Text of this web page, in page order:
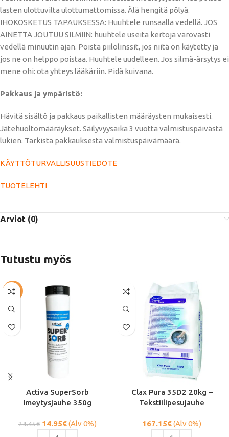
lasten ulottuvilta ulottumattomissa. Älä hengitä pölyä.
IHOKOSKETUS TAPAUKSESSA: Huuhtele runsaalla vedellä. JOS
AINETTA JOUTUU SILMIIN: huuhtele useita kertoja varovasti
vedellä minuutin ajan. Poista piilolinssit, jos niitä on käytetty ja
jos ne on helppo poistaa. Huuhtele uudelleen. Jos silmä-ärsytys ei
mene ohi: ota yhteys lääkäriin. Pidä kuivana.
Pakkaus ja ympäristö:
Hävitä sisältö ja pakkaus paikallisten määräysten mukaisesti.
Jätehuoltomääräykset. Säilyvyysaika 3 vuotta valmistuspäivästä
lukien. Tarkista pakkauksesta valmistuspäivämäärä.
KÄYTTÖTURVALLISUUSTIEDOTE
TUOTELEHTI
Arviot (0)
Tutustu myös
-39%
Activa SuperSorb
Imeytysjauhe 350g
24.45€ 14.95€(Alv 0%)
Clax Pura 35D2 20kg –
Tekstiilipesujauhe
167.15€(Alv 0%)